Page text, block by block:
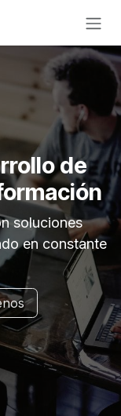
de
soluciones
en constante